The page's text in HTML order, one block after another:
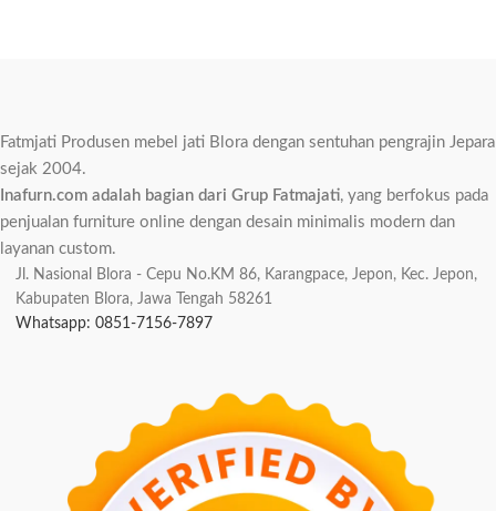
Fatmjati Produsen mebel jati Blora dengan sentuhan pengrajin Jepara
sejak 2004.
Inafurn.com adalah bagian dari Grup Fatmajati, yang berfokus pada
penjualan furniture online dengan desain minimalis modern dan
layanan custom.
Jl. Nasional Blora - Cepu No.KM 86, Karangpace, Jepon, Kec. Jepon,
Kabupaten Blora, Jawa Tengah 58261
Whatsapp: 0851-7156-7897